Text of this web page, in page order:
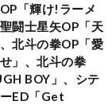
「輝け!ラーメ
闘士星矢OP「天
北斗の拳OP「愛
」、北斗の拳
BOY」、シテ
ED「Get